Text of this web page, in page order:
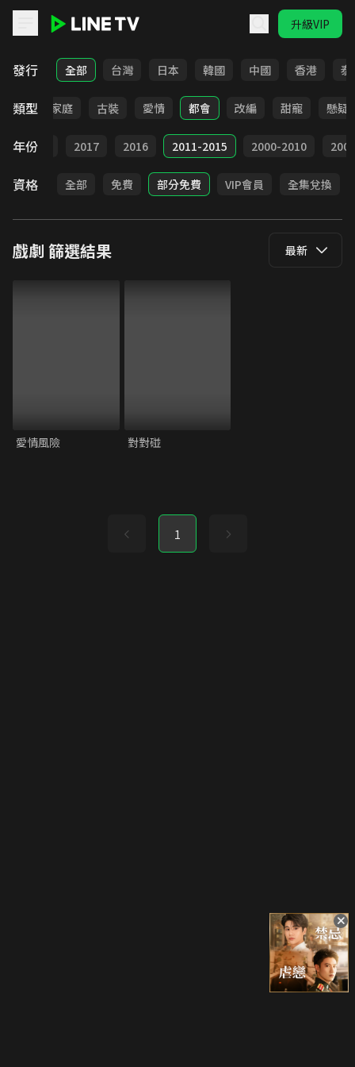
升級VIP
LINE TV - 戲劇
發行 全部 台灣 日本 韓國 中國 香港 泰
類型
校園 家庭 古裝 愛情 都會 改編 甜寵 懸疑
年份
2018 2017 2016 2011-2015 2000-2010
資格 全部 免費 部分免費 VIP會員 全集兌換
戲劇 篩選結果 最新
愛情風險 對對碰
1